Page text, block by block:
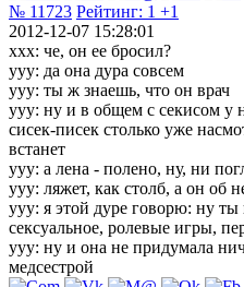
№ 11723 Рейтинг: 1 +1
2012-12-07 15:28:01
ххx: че, он ее бросил?
ууу: да она дура совсем
ууу: ты ж знаешь, что он врач
ууу: ну и в общем с секисом у
сисек-писек столько уже
встанет
ууу: а лена - полено, ну, ни
ууу: ляжет, как столб, а он об
ууу: я этой дуре говорю: ну
сексуальное, ролевые игры,
ууу: ну и она не придумала
медсестрой